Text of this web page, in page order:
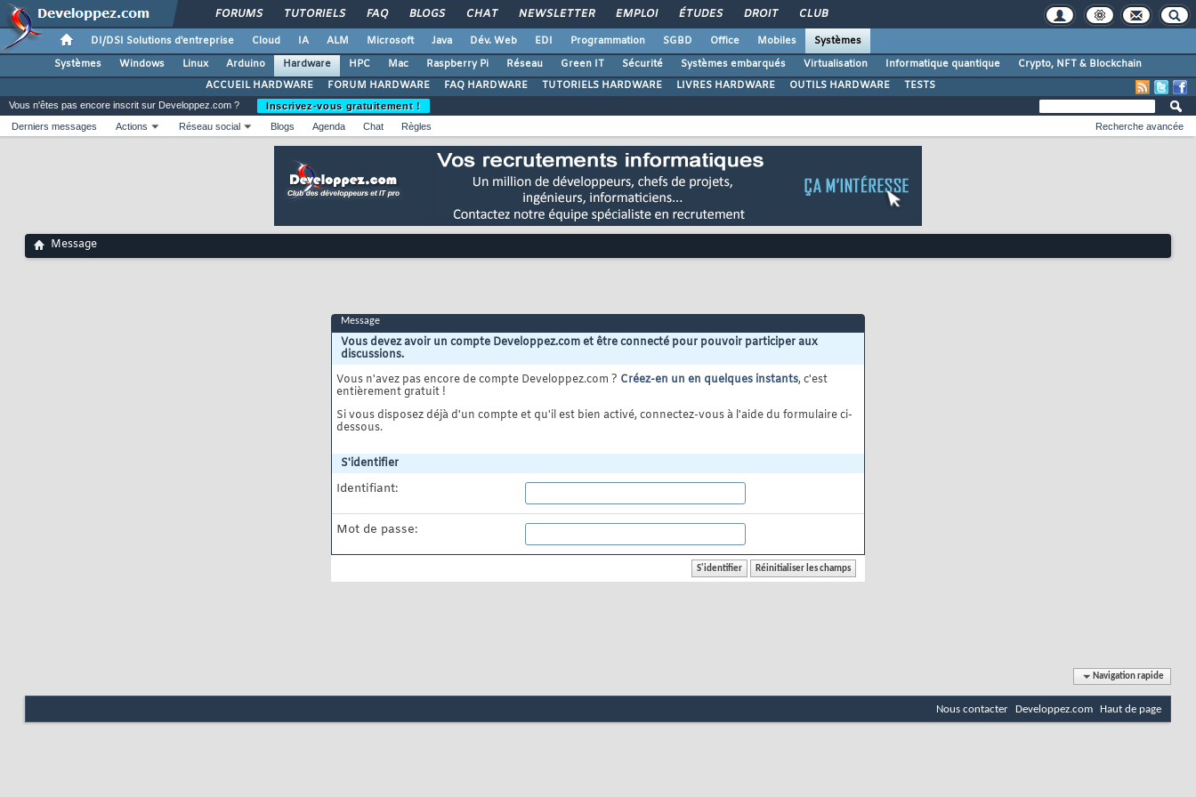
FORUMS TUTORIELS FAQ BLOGS CHAT NEWSLETTER EMPLOI ÉTUDES DROIT CLUB
DI/DSI Solutions d'entreprise Cloud IA ALM Microsoft Java Dév. Web EDI Programmation SGBD Office Mobiles
Systèmes
Systèmes
Windows Linux Arduino Hardware HPC Mac Raspberry Pi Réseau Green IT Sécurité Systèmes embarqués Virtualisation Informatique quantique
Crypto, NFT & Blockchain
ACCUEIL HARDWARE
FORUM HARDWARE FAQ HARDWARE TUTORIELS HARDWARE LIVRES HARDWARE OUTILS HARDWARE TESTS
Vous n'êtes pas encore inscrit sur Developpez.com ?
Inscrivez-vous gratuitement !
Derniers messages
Actions Réseau social Blogs Agenda Chat Règles Recherche avancée
Message
Message
Vous devez avoir un compte Developpez.com et être connecté pour pouvoir participer aux
discussions.
Vous n'avez pas encore de compte Developpez.com ? Créez-en un en quelques instants, c'est
entièrement gratuit !
Si vous disposez déjà d'un compte et qu'il est bien activé, connectez-vous à l'aide du formulaire ci-
dessous.
S'identifier
Identifiant:
Mot de passe:
Navigation rapide
Nous contacter Developpez.com Haut de page